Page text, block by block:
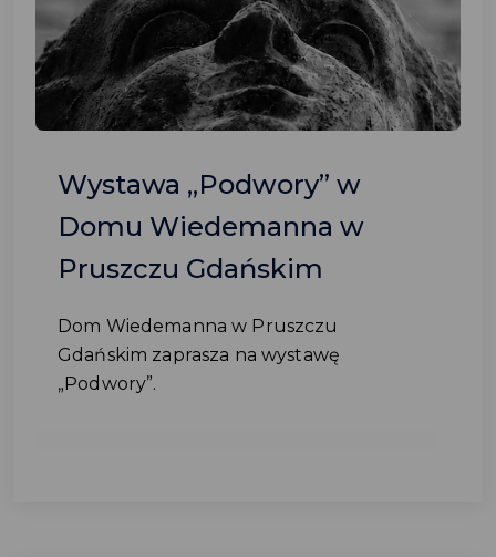
Wystawa „Podwory” w
Domu Wiedemanna w
Pruszczu Gdańskim
Dom Wiedemanna w Pruszczu
Gdańskim zaprasza na wystawę
„Podwory”.